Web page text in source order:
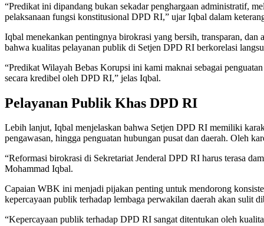
“Predikat ini dipandang bukan sekadar penghargaan administratif,
pelaksanaan fungsi konstitusional DPD RI,” ujar Iqbal dalam
Iqbal menekankan pentingnya birokrasi yang bersih, transparan,
bahwa kualitas pelayanan publik di Setjen DPD RI berkorelasi
“Predikat Wilayah Bebas Korupsi ini kami maknai sebagai
secara kredibel oleh DPD RI,” jelas Iqbal.
Pelayanan Publik Khas DPD RI
Lebih lanjut, Iqbal menjelaskan bahwa Setjen DPD RI memiliki
pengawasan, hingga penguatan hubungan pusat dan daerah. Oleh
“Reformasi birokrasi di Sekretariat Jenderal DPD RI harus terasa
Mohammad Iqbal.
Capaian WBK ini menjadi pijakan penting untuk mendorong
kepercayaan publik terhadap lembaga perwakilan daerah akan sulit
“Kepercayaan publik terhadap DPD RI sangat ditentukan oleh